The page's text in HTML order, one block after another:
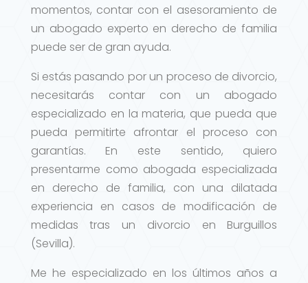
momentos, contar con el asesoramiento de
un abogado experto en derecho de familia
puede ser de gran ayuda.
Si estás pasando por un proceso de divorcio,
necesitarás contar con un abogado
especializado en la materia, que pueda que
pueda permitirte afrontar el proceso con
garantías. En este sentido, quiero
presentarme como abogada especializada
en derecho de familia, con una dilatada
experiencia en casos de modificación de
medidas tras un divorcio en Burguillos
(Sevilla).
Me he especializado en los últimos años a